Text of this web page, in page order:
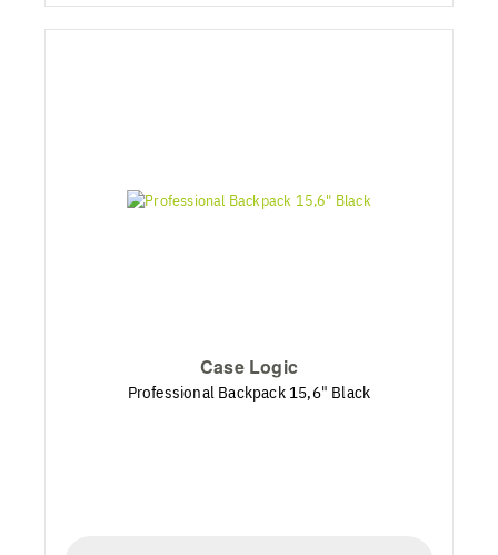
Case Logic
Professional Backpack 15,6" Black